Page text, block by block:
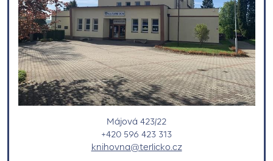
Májová 423/22
+420 596 423 313
knihovna@terlicko.cz